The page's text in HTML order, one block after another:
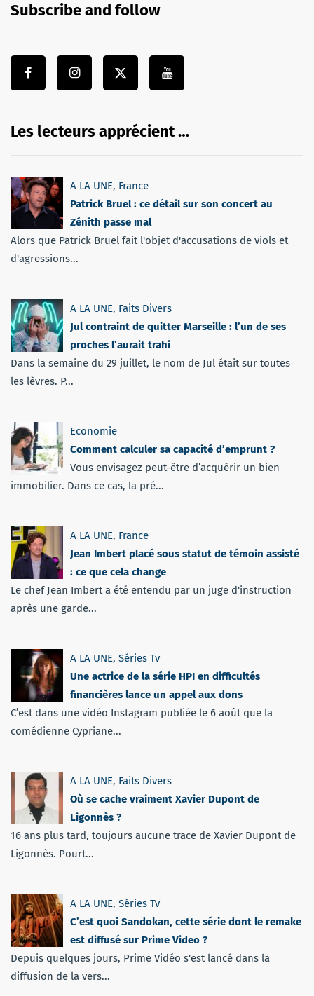
Subscribe and follow
Les lecteurs apprécient …
A LA UNE, France
Patrick Bruel : ce détail sur son concert au
Zénith passe mal
Alors que Patrick Bruel fait l'objet d'accusations de viols et
d'agressions...
A LA UNE, Faits Divers
Jul contraint de quitter Marseille : l’un de ses
proches l’aurait trahi
Dans la semaine du 29 juillet, le nom de Jul était sur toutes
les lèvres. P...
Economie
Comment calculer sa capacité d’emprunt ?
Vous envisagez peut-être d’acquérir un bien
immobilier. Dans ce cas, la pré...
A LA UNE, France
Jean Imbert placé sous statut de témoin assisté
: ce que cela change
Le chef Jean Imbert a été entendu par un juge d'instruction
après une garde...
A LA UNE, Séries Tv
Une actrice de la série HPI en difficultés
financières lance un appel aux dons
C’est dans une vidéo Instagram publiée le 6 août que la
comédienne Cypriane...
A LA UNE, Faits Divers
Où se cache vraiment Xavier Dupont de
Ligonnès ?
16 ans plus tard, toujours aucune trace de Xavier Dupont de
Ligonnès. Pourt...
A LA UNE, Séries Tv
C’est quoi Sandokan, cette série dont le remake
est diffusé sur Prime Video ?
Depuis quelques jours, Prime Vidéo s'est lancé dans la
diffusion de la vers...